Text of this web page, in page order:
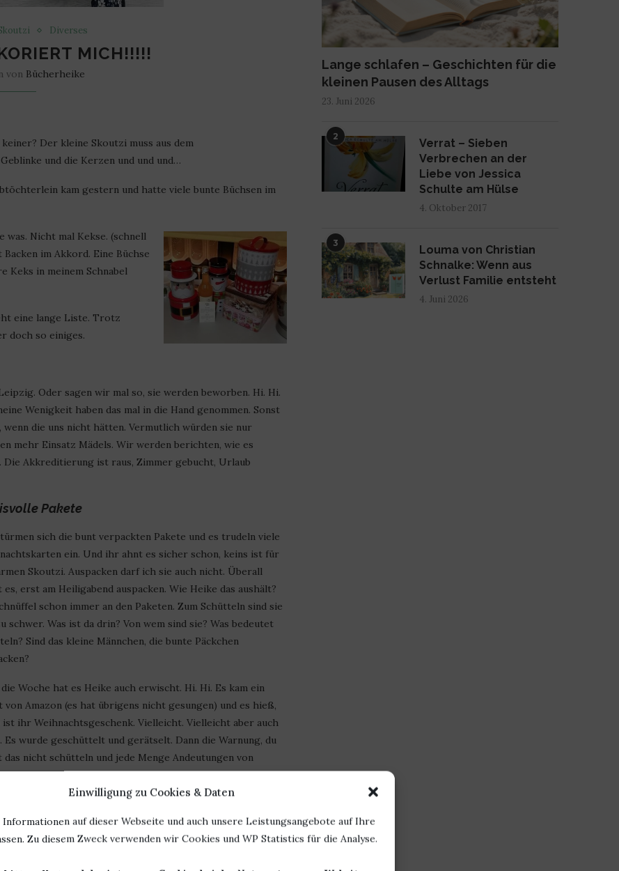
Einwilligung zu Cookies & Daten
auf dieser Webseite und auch unsere Leistungsangebote auf Ihre
Zu diesem Zweck verwenden wir Cookies und WP Statistics für die Analyse.
Diverses
MICH!!!!!
von Bücherheike
Der kleine Skoutzi muss aus dem
und die Kerzen und und und…
kam gestern und hatte viele bunte Büchsen im
Nicht mal Kekse. (schnell
im Akkord. Eine Büchse
Keks in meinem Schnabel
eine lange Liste. Trotz
doch so einiges.
Oder sagen wir mal so, sie werden beworben. Hi. Hi.
Wenigkeit haben das mal in die Hand genommen. Sonst
die uns nicht hätten. Vermutlich würden sie nur
mehr Einsatz Mädels. Wir werden berichten, wie es
Die Akkreditierung ist raus, Zimmer gebucht, Urlaub
Pakete
sich die bunt verpackten Pakete und es trudeln viele
ein. Und ihr ahnt es sicher schon, keins ist für
Skoutzi. Auspacken darf ich sie auch nicht. Überall
erst am Heiligabend auspacken. Wie Heike das aushält?
schon immer an den Paketen. Zum Schütteln sind sie
schwer. Was ist da drin? Von wem sind sie? Was bedeutet
Sind das kleine Männchen, die bunte Päckchen
Woche hat es Heike auch erwischt. Hi. Hi. Es kam ein
von Amazon (es hat übrigens nicht gesungen) und es hieß,
ist ihr Weihnachtsgeschenk. Vielleicht. Vielleicht aber auch
Es wurde geschüttelt und gerätselt. Dann die Warnung, du
das nicht schütteln und jede Menge Andeutungen von
Ich ahne ja schon was. Wenn ich richtig liege,
das toll. Dann hab ich auch was davon. Sie muss dann aber
Bücher, Bücher, Bücher
mit den Rezis kommt sie nicht so nach. Es wurde heute
Lange schlafen – Geschichten für die
kleinen Pausen des Alltags
23. Juni 2026
2
Verrat – Sieben
Verbrechen an der
Liebe von Jessica
Schulte am Hülse
4. Oktober 2017
3
Louma von Christian
Schnalke: Wenn aus
Verlust Familie entsteht
4. Juni 2026